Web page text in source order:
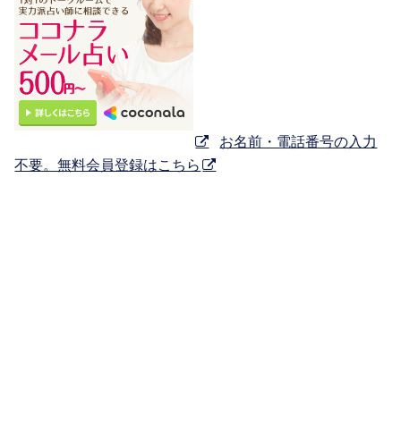
お名前・電話番号の入力
不要。無料会員登録はこちら